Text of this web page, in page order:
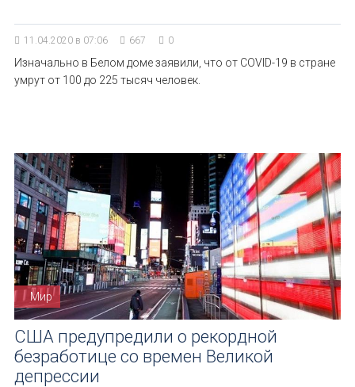
11.04.2020 в 07:06 667 0
Изначально в Белом доме заявили, что от COVID-19 в стране
умрут от 100 до 225 тысяч человек.
Мир
США предупредили о рекордной
безработице со времен Великой
депрессии